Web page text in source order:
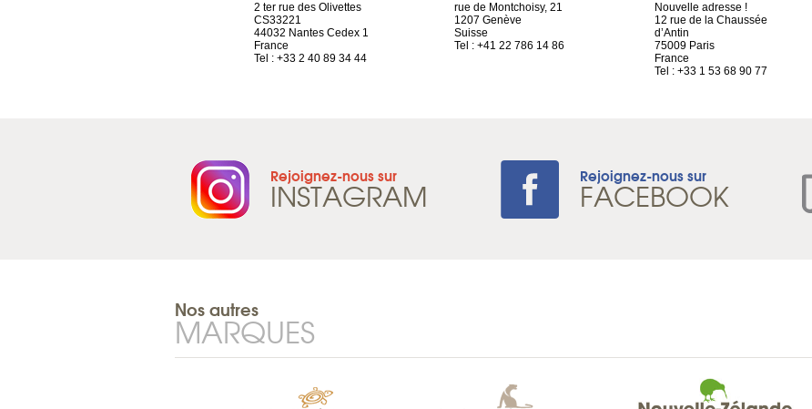
2 ter rue des Olivettes
CS33221
44032 Nantes Cedex 1
France
Tel : +33 2 40 89 34 44
rue de Montchoisy, 21
1207 Genève
Suisse
Tel : +41 22 786 14 86
Nouvelle adresse !
12 rue de la Chaussée
d’Antin
75009 Paris
France
Tel : +33 1 53 68 90 77
Rejoignez-nous sur
INSTAGRAM Rejoignez-nous sur
FACEBOOK
Nos autres
MARQUES